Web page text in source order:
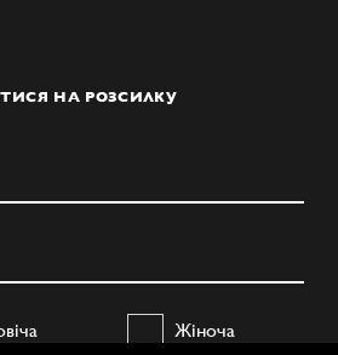
НА РОЗСИЛКУ
Жіноча